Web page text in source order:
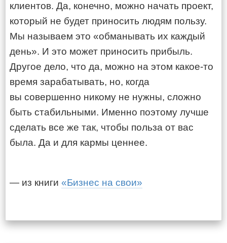
клиентов. Да, конечно, можно начать проект,
который не будет приносить людям пользу.
Мы называем это «обманывать их каждый
день». И это может приносить прибыль.
Другое дело, что да, можно на этом какое-то
время зарабатывать, но, когда
вы совершенно никому не нужны, сложно
быть стабильными. Именно поэтому лучше
сделать все же так, чтобы польза от вас
была. Да и для кармы ценнее.
— из книги «Бизнес на свои»